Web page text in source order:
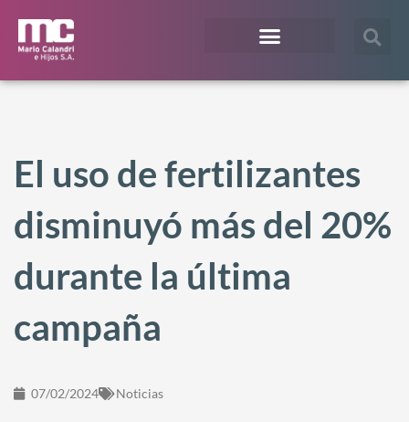
El uso de fertilizantes
disminuyó más del 20%
durante la última
campaña
07/02/2024 Noticias